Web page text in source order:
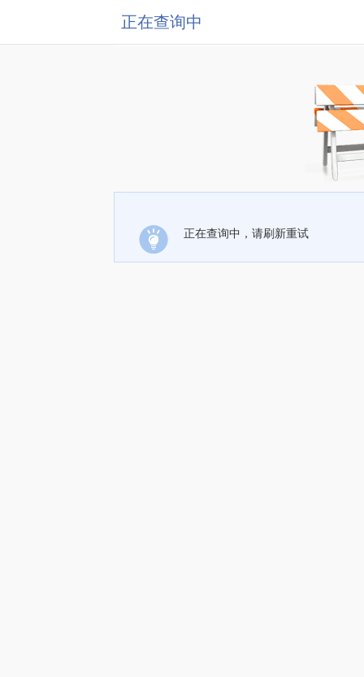
正在查询中
正在查询中，请刷新重试